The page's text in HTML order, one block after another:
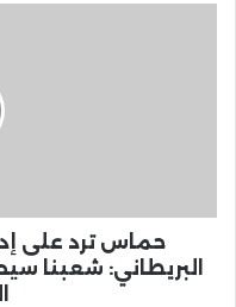
حماس ترد على
البريطاني: شعبنا